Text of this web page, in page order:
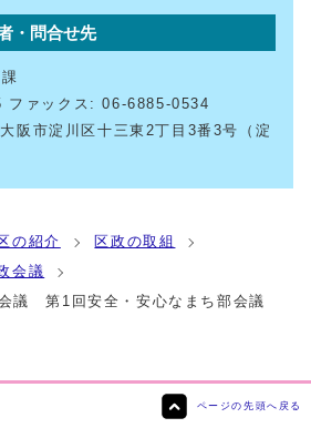
・問合せ先
課
ファックス: 06-6885-0534
市淀川区十三東2丁目3番3号（淀
の紹介
区政の取組
会議
議 第1回安全・安心なまち部会議
ページの先頭へ戻る